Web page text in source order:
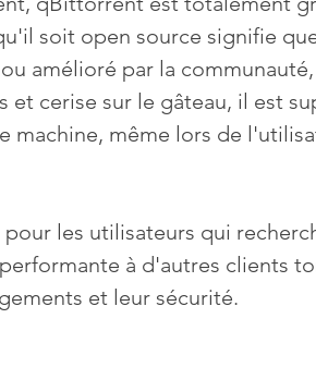
soit open source signifie
amélioré par la
cerise sur le gâteau, il est
machine, même lors de
les utilisateurs qui
à d'autres clients
et leur sécurité.